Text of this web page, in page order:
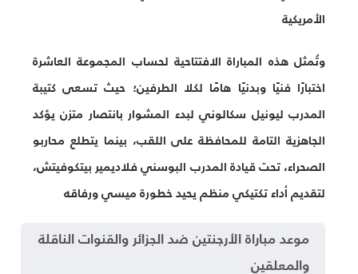
الأمريكية
وتُمثل هذه المباراة الافتتاحية لحساب المجموعة العاشرة
اختبارًا فنيًا وبدنيًا هامًا لكلا الطرفين؛ حيث تسعى كتيبة
المدرب ليونيل سكالوني لبدء المشوار بانتصار متزن يؤكد
الجاهزية التامة للمحافظة على اللقب، بينما يتطلع محاربو
الصحراء، تحت قيادة المدرب البوسني فلاديمير بيتكوفيتش،
لتقديم أداء تكتيكي منظم يحيد خطورة ميسي ورفاقه
موعد مباراة الأرجنتين ضد الجزائر والقنوات الناقلة
والمعلقين